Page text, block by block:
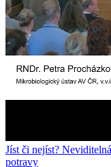
Jíst či nejíst?
potravy